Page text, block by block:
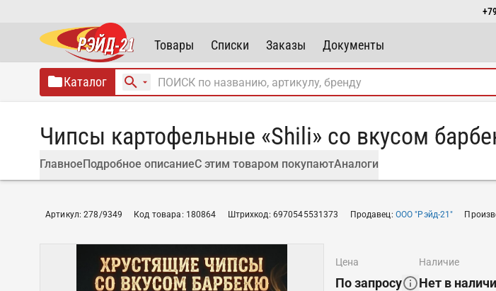
Товары Списки Заказы Документы
Каталог
Чипсы картофельные «Shili» со вкусом
ГлавноеПодробное описаниеС этим товаром покупаютАналоги
Артикул:278/9349 Код товара: 180864 Штрихкод: 6970545531373 Продавец: ООО "Рэйд-21"
цена
По запросу
наличие
Нет в